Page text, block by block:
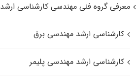
معرفی گروه فنی مهندسی کارشناسی ارشد
کارشناسی ارشد مهندسی برق
کارشناسی ارشد مهندسی پلیمر